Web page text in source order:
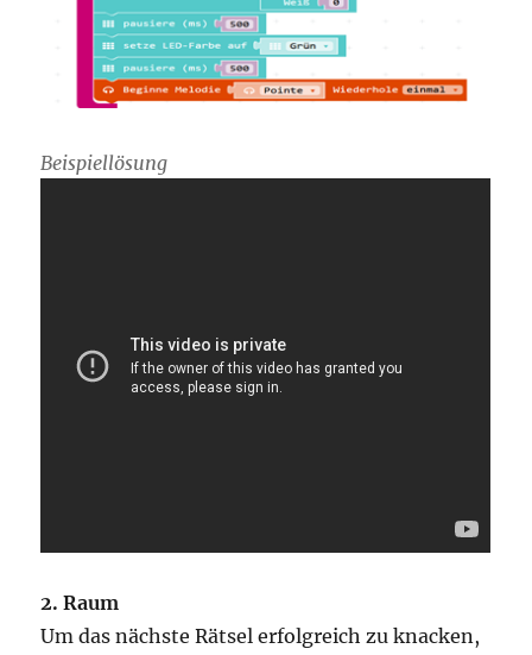
Beispiellösung
2. Raum
Um das nächste Rätsel erfolgreich zu knacken,